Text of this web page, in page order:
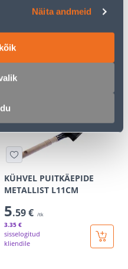
Näita andmeid
ALUMIINIUMVARS
GARDENA COMBISYSTEM
150CM
34.66 €
20.79 €
KÜHVEL PUITKÄEPIDE
METALLIST L11CM
5.59 € /tk
3.35 €
sisselogitud
kliendile